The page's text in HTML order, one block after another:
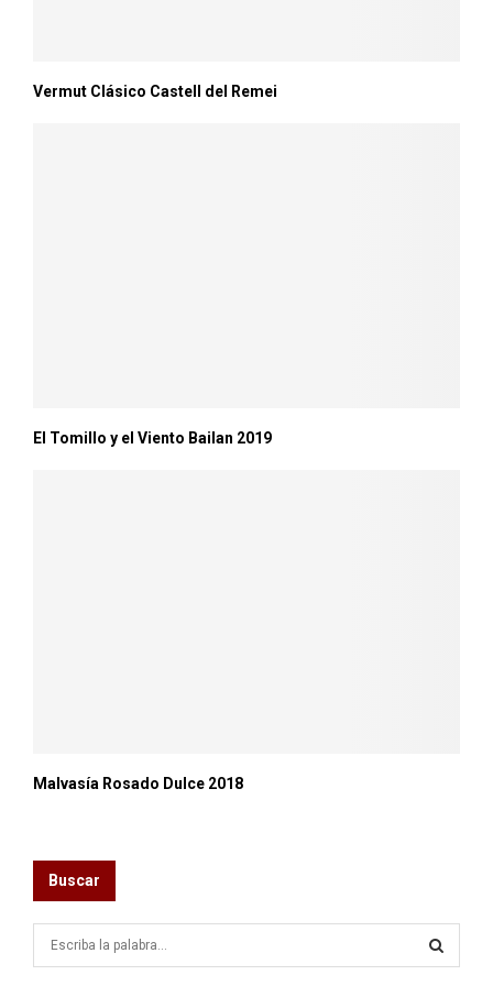
Vermut Clásico Castell del Remei
El Tomillo y el Viento Bailan 2019
Malvasía Rosado Dulce 2018
Buscar